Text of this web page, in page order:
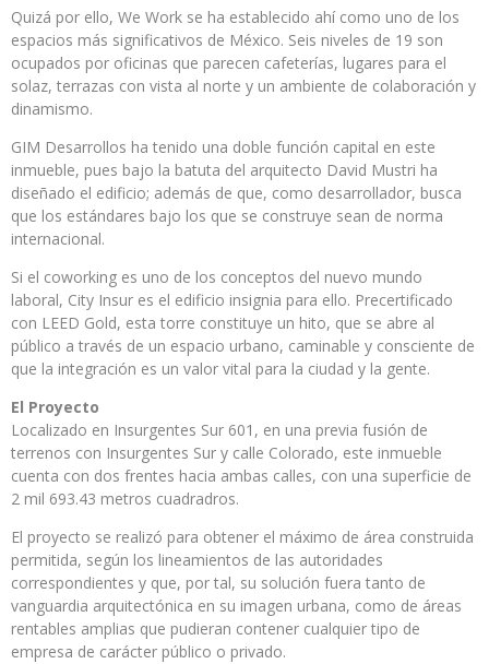
Quizá por ello, We Work se ha establecido ahí como uno de los
espacios más significativos de México. Seis niveles de 19 son
ocupados por oficinas que parecen cafeterías, lugares para el
solaz, terrazas con vista al norte y un ambiente de colaboración y
dinamismo.
GIM Desarrollos ha tenido una doble función capital en este
inmueble, pues bajo la batuta del arquitecto David Mustri ha
diseñado el edificio; además de que, como desarrollador, busca
que los estándares bajo los que se construye sean de norma
internacional.
Si el coworking es uno de los conceptos del nuevo mundo
laboral, City Insur es el edificio insignia para ello. Precertificado
con LEED Gold, esta torre constituye un hito, que se abre al
público a través de un espacio urbano, caminable y consciente de
que la integración es un valor vital para la ciudad y la gente.
El Proyecto
Localizado en Insurgentes Sur 601, en una previa fusión de
terrenos con Insurgentes Sur y calle Colorado, este inmueble
cuenta con dos frentes hacia ambas calles, con una superficie de
2 mil 693.43 metros cuadradros.
El proyecto se realizó para obtener el máximo de área construida
permitida, según los lineamientos de las autoridades
correspondientes y que, por tal, su solución fuera tanto de
vanguardia arquitectónica en su imagen urbana, como de áreas
rentables amplias que pudieran contener cualquier tipo de
empresa de carácter público o privado.